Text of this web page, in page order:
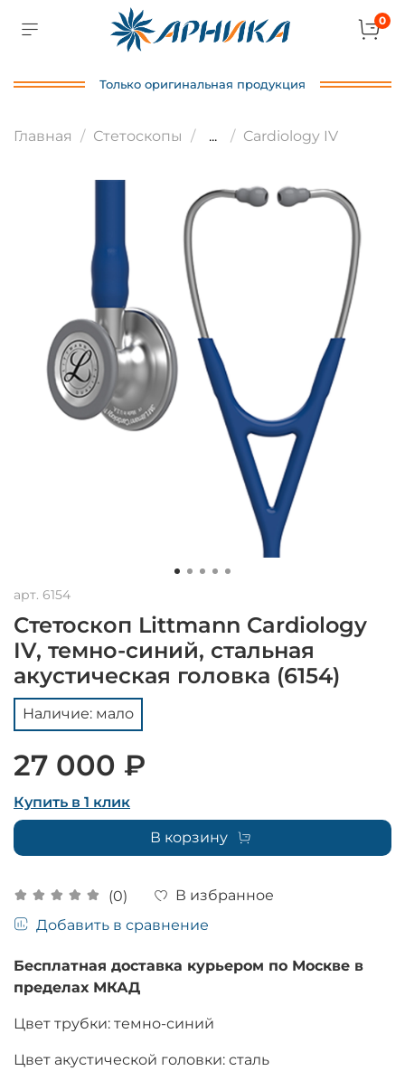
0
Только оригинальная продукция
Главная Стетоскопы ... Cardiology IV
арт. 6154
Стетоскоп Littmann Cardiology
IV, темно-синий, стальная
акустическая головка (6154)
(0)
В избранное
Добавить в сравнение
Наличие: мало
27 000 ₽
Купить в 1 клик
В корзину
Бесплатная доставка курьером по Москве в
пределах МКАД
Цвет трубки: темно-синий
Цвет акустической головки: сталь